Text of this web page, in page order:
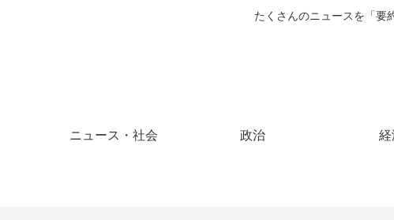
たくさんのニュースを「要
ニュース・社会 政治 経